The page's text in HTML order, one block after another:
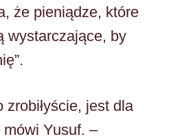
że pieniądze, które
wystarczające, by
zrobiłyście, jest dla
mówi Yusuf. –